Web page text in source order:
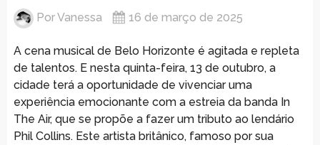
PorVanessa 16 de março de 2025
A cena musical de Belo Horizonte é agitada e repleta
de talentos. E nesta quinta-feira, 13 de outubro, a
cidade terá a oportunidade de vivenciar uma
experiência emocionante com a estreia da banda In
The Air, que se propõe a fazer um tributo ao lendário
Phil Collins. Este artista britânico, famoso por sua